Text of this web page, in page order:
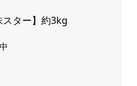
スター】約3kg